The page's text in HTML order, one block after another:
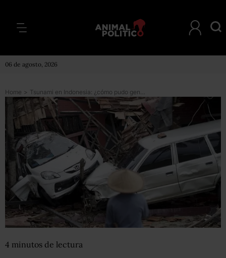
06 de agosto, 2026
Home > Tsunami en Indonesia: ¿cómo pudo generarse una ola mortal sin que hubiera un terremoto?
4 minutos de lectura